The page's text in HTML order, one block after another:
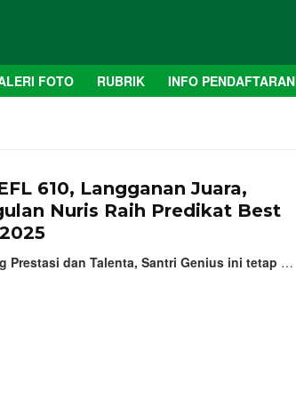
FOTO RUBRIK INFO PENDAFTARAN
610, Langganan Juara,
Nuris Raih Predikat Best
Prestasi dan Talenta, Santri Genius ini tetap …